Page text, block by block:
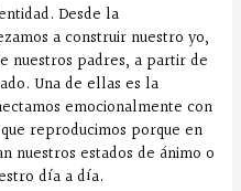
Desde la
a construir nuestro yo,
nuestros padres, a partir de
Una de ellas es la
emocionalmente con
reproducimos porque en
nuestros estados de ánimo o
día a día.